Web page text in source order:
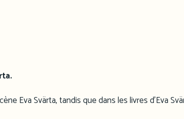
Eva Svärta, tandis que dans les livres d’Eva